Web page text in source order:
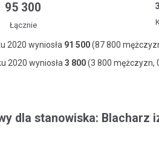
95 300
Łącznie
2020 wyniosła 91 500(87 800
2020 wyniosła 3 800(3 800 mężczyzn,
dla stanowiska: Blacharz